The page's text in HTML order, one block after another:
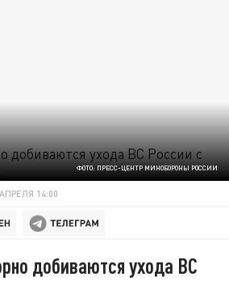
ФОТО: ПРЕСС-ЦЕНТР МИНОБОРОНЫ РОССИИ
14:00
добиваются ухода ВС